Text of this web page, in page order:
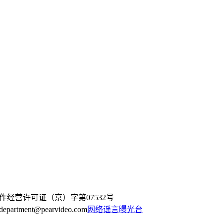
经营许可证（京）字第07532号
网络谣言曝光台